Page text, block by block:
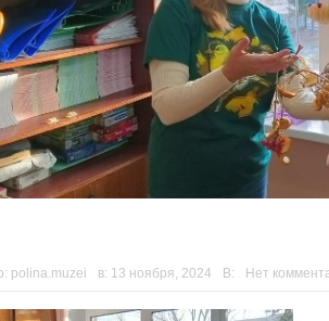
России»
11-20 мая 2026
маршрутах в Республике
polina.muzei в: 13 ноября, 2024 В: Нет